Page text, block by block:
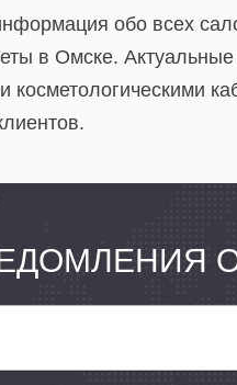
обо всех
в Омске.